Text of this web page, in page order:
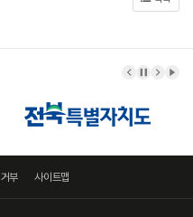
이전 배너
배너 정지
다음
배
부 사이트맵